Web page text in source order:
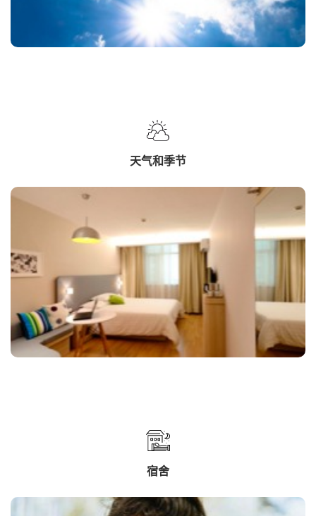
天气和季节
宿舍